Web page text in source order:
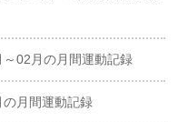
～02月の月間運動記録
の月間運動記録